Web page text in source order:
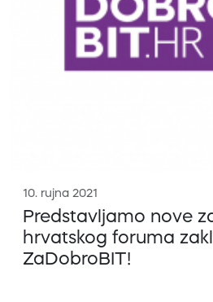
10. rujna 2021
Predstavljamo nove
hrvatskog foruma
ZaDobroBIT!